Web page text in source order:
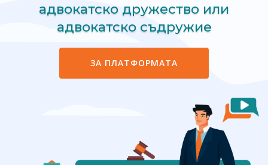
адвокатско дружество или
адвокатско съдружие
ЗА ПЛАТФОРМАТА